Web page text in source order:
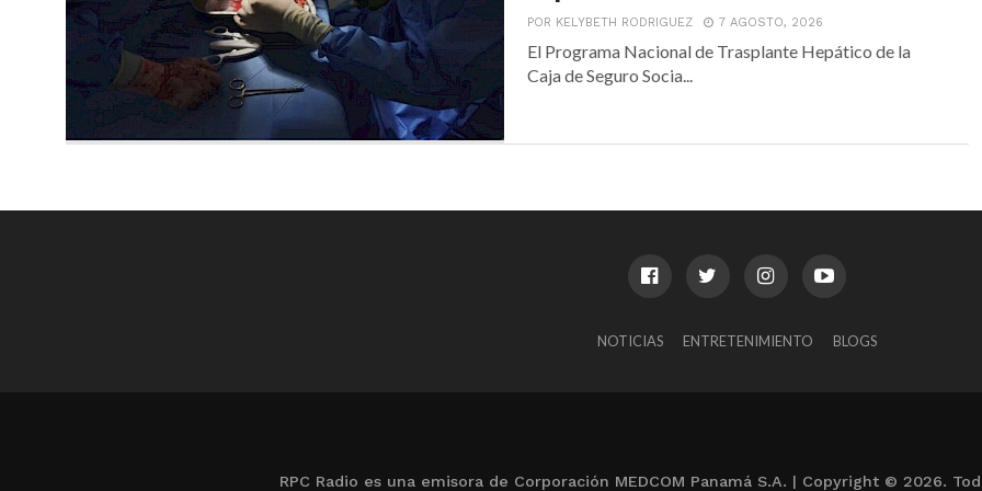
POR KELYBETH RODRIGUEZ 7 AGOSTO, 2026
El Programa Nacional de Trasplante Hepático de la
Caja de Seguro Socia...
NOTICIAS ENTRETENIMIENTO BLOGS
RPC Radio es una emisora de Corporación MEDCOM Panamá S.A. | Copyright © 2026.